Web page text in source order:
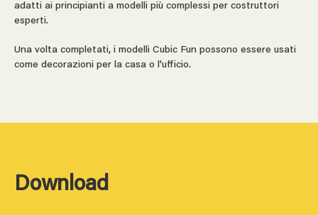
adatti ai principianti a modelli più complessi per costruttori
esperti.
Una volta completati, i modelli Cubic Fun possono essere usati
come decorazioni per la casa o l'ufficio.
Download